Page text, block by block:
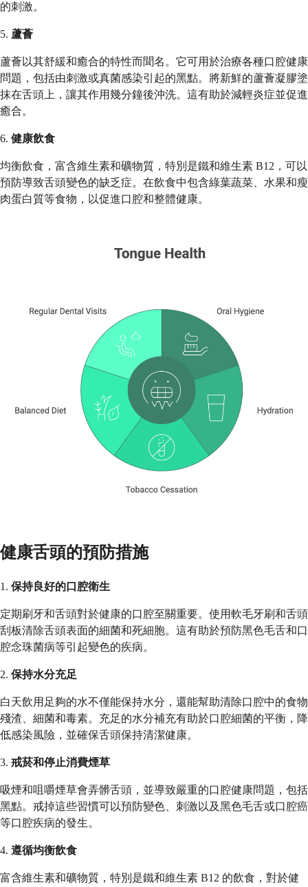
的刺激。
5. 蘆薈
蘆薈以其舒緩和癒合的特性而聞名。它可用於治療各種口腔健康
問題，包括由刺激或真菌感染引起的黑點。將新鮮的蘆薈凝膠塗
抹在舌頭上，讓其作用幾分鐘後沖洗。這有助於減輕炎症並促進
癒合。
6. 健康飲食
均衡飲食，富含維生素和礦物質，特別是鐵和維生素 B12，可以
預防導致舌頭變色的缺乏症。在飲食中包含綠葉蔬菜、水果和瘦
肉蛋白質等食物，以促進口腔和整體健康。
健康舌頭的預防措施
1. 保持良好的口腔衛生
定期刷牙和舌頭對於健康的口腔至關重要。使用軟毛牙刷和舌頭
刮板清除舌頭表面的細菌和死細胞。這有助於預防黑色毛舌和口
腔念珠菌病等引起變色的疾病。
2. 保持水分充足
白天飲用足夠的水不僅能保持水分，還能幫助清除口腔中的食物
殘渣、細菌和毒素。充足的水分補充有助於口腔細菌的平衡，降
低感染風險，並確保舌頭保持清潔健康。
3. 戒菸和停止消費煙草
吸煙和咀嚼煙草會弄髒舌頭，並導致嚴重的口腔健康問題，包括
黑點。戒掉這些習慣可以預防變色、刺激以及黑色毛舌或口腔癌
等口腔疾病的發生。
4. 遵循均衡飲食
富含維生素和礦物質，特別是鐵和維生素 B12 的飲食，對於健